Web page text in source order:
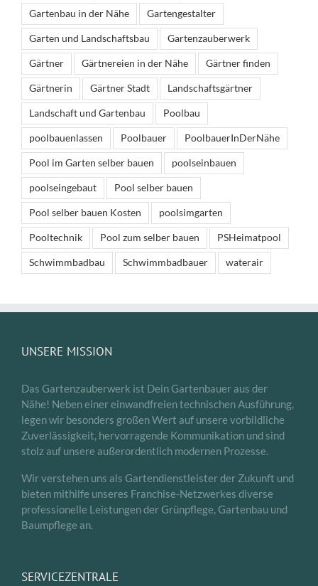
Gartenbau in der Nähe Gartengestalter
Garten und Landschaftsbau Gartenzauberwerk
Gärtner Gärtnereien in der Nähe Gärtner finden
Gärtnerin Gärtner Stadt Landschaftsgärtner
Landschaft und Gartenbau Poolbau
poolbauenlassen Poolbauer PoolbauerInDerNähe
Pool im Garten selber bauen poolseinbauen
poolseingebaut Pool selber bauen
Pool selber bauen Kosten poolsimgarten
Pooltechnik Pool zum selber bauen PSHeimatpool
Schwimmbadbau Schwimmbadbauer waterair
UNSERE MISSION
Das Gartenzauberwerk ist Dein Gartenbauer aus der
Nähe! Neben einer einwandfreien technischen Ausführung,
legen wir besonders großen Wert auf unsere vorbildliche
Zuverlässigkeit, hervorragende Kommunikation und sind
stolz auf unsere außerordentlich modernen Prozesse.
Wir verstehen uns als Gartendienstleister der Zukunft und
bieten mithilfe unseres Franchise-Netzwerkes diverse
professionelle Leistungen der Grünpflege, Gartenbau und
Baumpflege an.
SERVICEZENTRALE